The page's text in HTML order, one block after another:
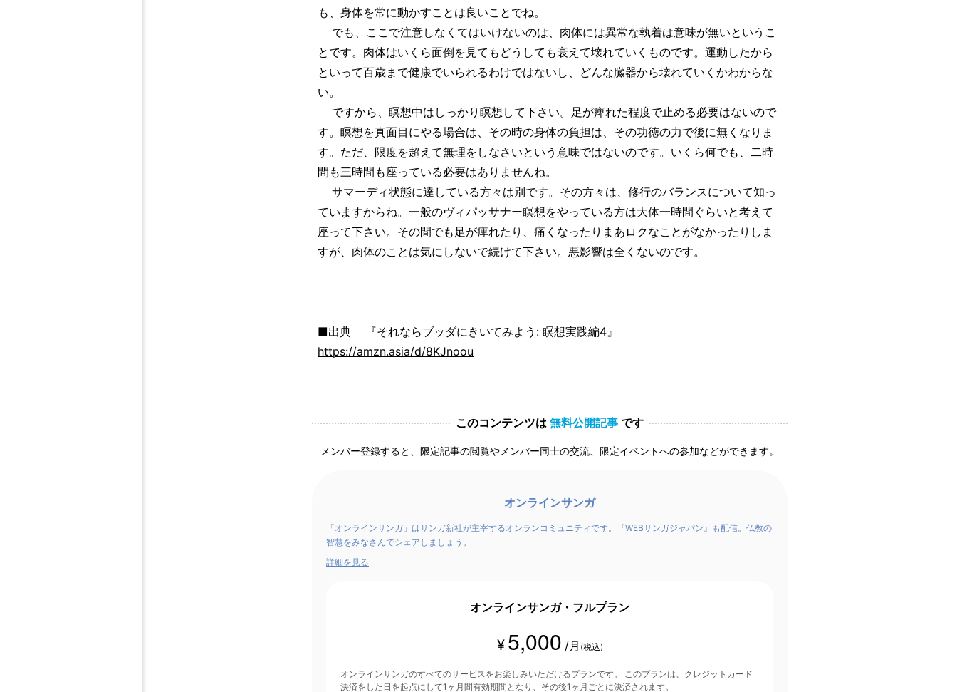
も、身体を常に動かすことは良いことでね。
でも、ここで注意しなくてはいけないのは、肉体には異常な執着は意味が無いというこ
とです。肉体はいくら面倒を見てもどうしても衰えて壊れていくものです。運動したから
といって百歳まで健康でいられるわけではないし、どんな臓器から壊れていくかわからな
い。
ですから、瞑想中はしっかり瞑想して下さい。足が痺れた程度で止める必要はないので
す。瞑想を真面目にやる場合は、その時の身体の負担は、その功徳の力で後に無くなりま
す。ただ、限度を超えて無理をしなさいという意味ではないのです。いくら何でも、二時
間も三時間も座っている必要はありませんね。
サマーディ状態に達している方々は別です。その方々は、修行のバランスについて知っ
ていますからね。一般のヴィパッサナー瞑想をやっている方は大体一時間ぐらいと考えて
座って下さい。その間でも足が痺れたり、痛くなったりまあロクなことがなかったりしま
すが、肉体のことは気にしないで続けて下さい。悪影響は全くないのです。
■出典 『それならブッダにきいてみよう: 瞑想実践編4』
https://amzn.asia/d/8KJnoou
このコンテンツは 無料公開記事 です
メンバー登録すると、限定記事の閲覧やメンバー同士の交流、限定イベントへの参加などができます。
オンラインサンガ
「オンラインサンガ」はサンガ新社が主宰するオンランコミュニティです。『WEBサンガジャパン』も配信。仏教の
智慧をみなさんでシェアしましょう。
詳細を見る
オンラインサンガ・フルプラン
¥ 5,000 /月 (税込)
オンラインサンガのすべてのサービスをお楽しみいただけるプランです。 このプランは、クレジットカード
決済をした日を起点にして1ヶ月間有効期間となり、その後1ヶ月ごとに決済されます。